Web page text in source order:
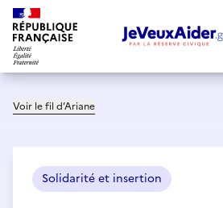
Voir le fil d’Ariane
Solidarité et insertion